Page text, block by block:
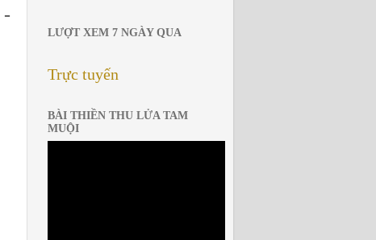
LƯỢT XEM 7 NGÀY QUA
Trực tuyến
BÀI THIỀN THU LỬA TAM
MUỘI